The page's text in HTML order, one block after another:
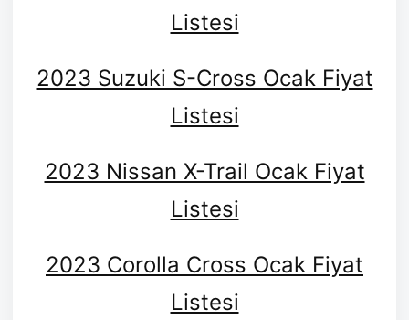
Listesi
2023 Suzuki S-Cross Ocak Fiyat
Listesi
2023 Nissan X-Trail Ocak Fiyat
Listesi
2023 Corolla Cross Ocak Fiyat
Listesi